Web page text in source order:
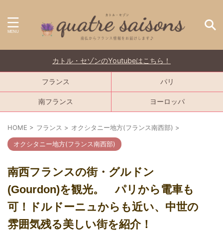
カトル・セゾンのYoutubeはこちら！
フランス パリ
南フランス ヨーロッパ
HOME > フランス > オクシタニー地方(フランス南西部) >
オクシタニー地方(フランス南西部)
南西フランスの街・グルドン
(Gourdon)を観光。 パリから電車も
可！ドルドーニュからも近い、中世の
雰囲気残る美しい街を紹介！